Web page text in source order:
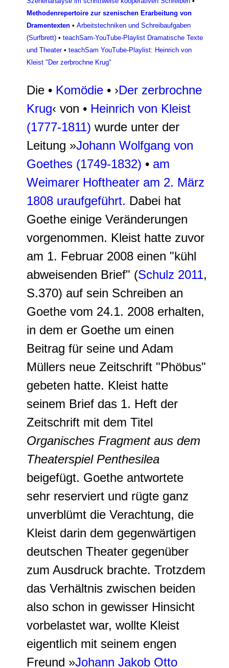
Methodenrepertoire zur szenischen Erarbeitung von
Dramentexten • Arbeitstechniken und Schreibaufgaben
(Surfbrett) • teachSam-YouTube-Playlist Dramatische Texte
und Theater• teachSam YouTube-Playlist: Heinrich von
Kleist "Der zerbrochne Krug"
Die • Komödie • ›Der zerbrochne
Krug‹ von • Heinrich von Kleist
(1777-1811) wurde unter der
Leitung »Johann Wolfgang von
Goethes (1749-1832) • am
Weimarer Hoftheater am 2. März
1808 uraufgeführt. Dabei hat
Goethe einige Veränderungen
vorgenommen. Kleist hatte zuvor
am 1. Februar 2008 einen "kühl
abweisenden Brief" (Schulz 2011,
S.370) auf sein Schreiben an
Goethe vom 24.1. 2008 erhalten,
in dem er Goethe um einen
Beitrag für seine und Adam
Müllers neue Zeitschrift "Phöbus"
gebeten hatte. Kleist hatte
seinem Brief das 1. Heft der
Zeitschrift mit dem Titel
Organisches Fragment aus dem
Theaterspiel Penthesilea
beigefügt. Goethe antwortete
sehr reserviert und rügte ganz
unverblümt die Verachtung, die
Kleist darin dem gegenwärtigen
deutschen Theater gegenüber
zum Ausdruck brachte. Trotzdem
das Verhältnis zwischen beiden
also schon in gewisser Hinsicht
vorbelastet war, wollte Kleist
eigentlich mit seinem engen
Freund »Johann Jakob Otto